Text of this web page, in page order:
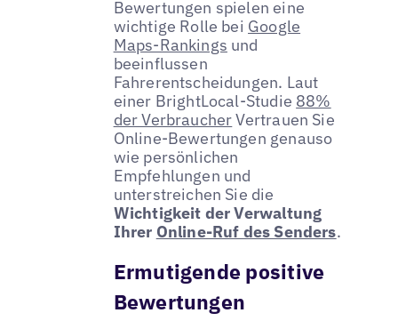
Bewertungen spielen eine
wichtige Rolle bei Google
Maps-Rankings und
beeinflussen
Fahrerentscheidungen. Laut
einer BrightLocal-Studie 88%
der VerbraucherVertrauen Sie
Online-Bewertungen genauso
wie persönlichen
Empfehlungen und
unterstreichen Sie die
Wichtigkeit der Verwaltung
Ihrer Online-Ruf des Senders.
Ermutigende positive
Bewertungen